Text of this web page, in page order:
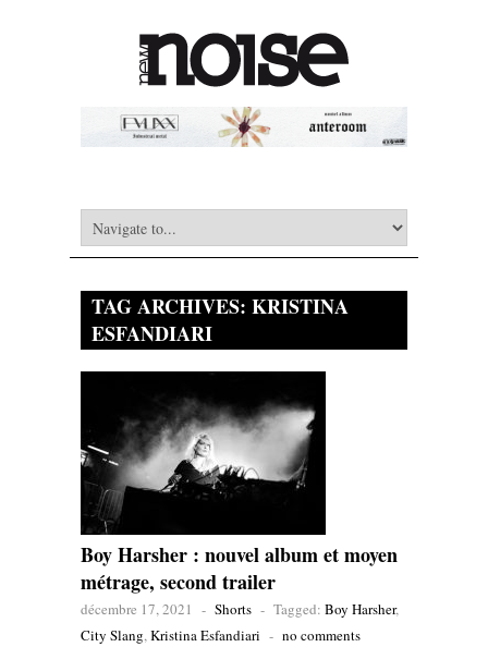
TAG ARCHIVES: KRISTINA
ESFANDIARI
Boy Harsher : nouvel album et moyen
métrage, second trailer
décembre 17, 2021 - Shorts - Tagged: Boy Harsher,
City Slang,Kristina Esfandiari - no comments